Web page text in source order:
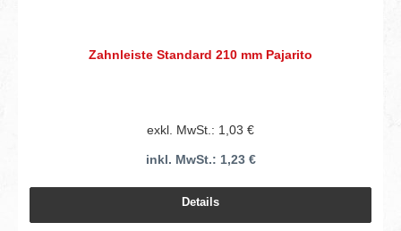
Zahnleiste Standard 210 mm Pajarito
exkl. MwSt.: 1,03 €
inkl. MwSt.: 1,23 €
Details